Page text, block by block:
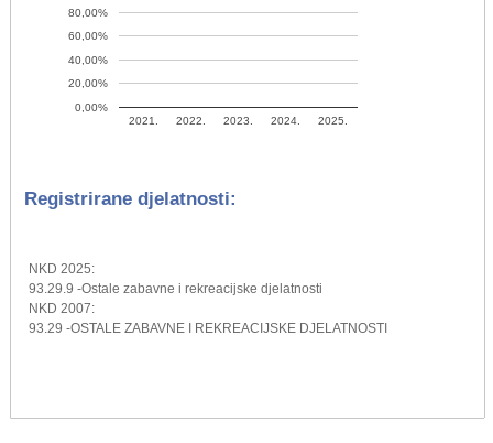
2021. 2022. 2023. 2024. 2025.
0,00%
20,00%
40,00%
60,00%
80,00%
Registrirane djelatnosti:
NKD 2025:
93.29.9 -Ostale zabavne i rekreacijske djelatnosti
NKD 2007:
93.29 -OSTALE ZABAVNE I REKREACIJSKE DJELATNOSTI